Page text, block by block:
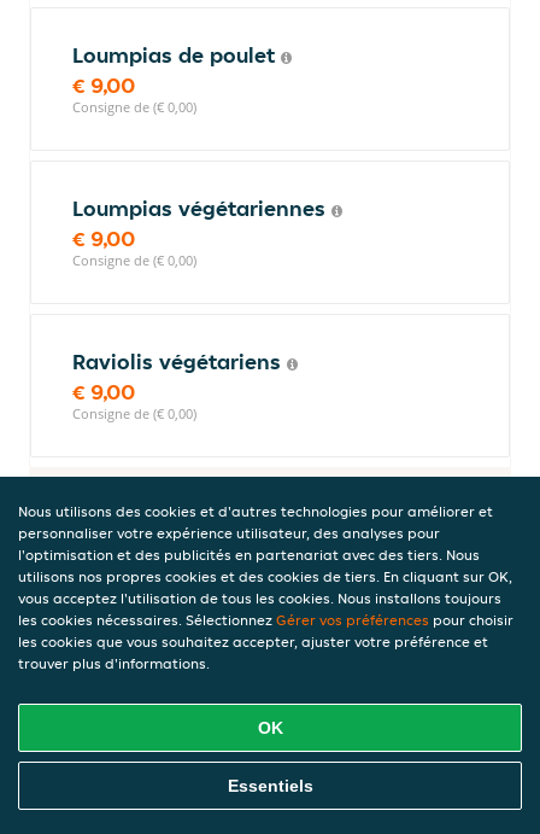
Loumpias de poulet
€ 9,00
Consigne de (€ 0,00)
Loumpias végétariennes
€ 9,00
Consigne de (€ 0,00)
Raviolis végétariens
€ 9,00
Consigne de (€ 0,00)
Desserts
Nems au chocolat fondant
€ 8,00
Consigne de (€ 0,00)
Litchis
Commandez En Ligne
Nous utilisons des cookies et d'autres technologies pour améliorer et
personnaliser votre expérience utilisateur, des analyses pour
l'optimisation et des publicités en partenariat avec des tiers. Nous
utilisons nos propres cookies et des cookies de tiers. En cliquant sur OK,
vous acceptez l'utilisation de tous les cookies. Nous installons toujours
les cookies nécessaires. Sélectionnez Gérer vos préférences pour choisir
les cookies que vous souhaitez accepter, ajuster votre préférence et
trouver plus d'informations.
OK
Essentiels